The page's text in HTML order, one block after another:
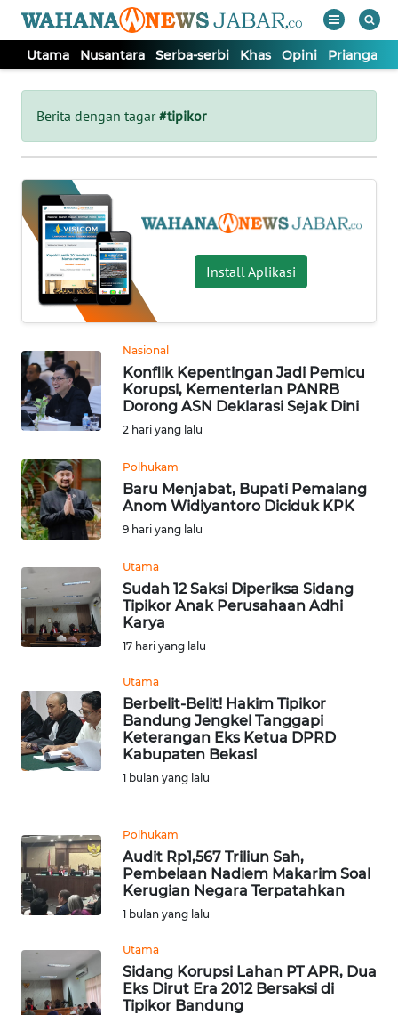
Utama Nusantara Serba-serbi Khas Opini Priangan
Berita dengan tagar#tipikor
Install Aplikasi
Nasional
Konflik Kepentingan Jadi Pemicu
Korupsi, Kementerian PANRB
Dorong ASN Deklarasi Sejak Dini
2 hari yang lalu
Polhukam
Baru Menjabat, Bupati Pemalang
Anom Widiyantoro Diciduk KPK
9 hari yang lalu
Utama
Sudah 12 Saksi Diperiksa Sidang
Tipikor Anak Perusahaan Adhi
Karya
17 hari yang lalu
Utama
Berbelit-Belit! Hakim Tipikor
Bandung Jengkel Tanggapi
Keterangan Eks Ketua DPRD
Kabupaten Bekasi
1 bulan yang lalu
Polhukam
Audit Rp1,567 Triliun Sah,
Pembelaan Nadiem Makarim Soal
Kerugian Negara Terpatahkan
1 bulan yang lalu
Utama
Sidang Korupsi Lahan PT APR, Dua
Eks Dirut Era 2012 Bersaksi di
Tipikor Bandung
Tutup
UTAMA
NUSANTARA
SERBA-
SERBI
KHAS
OPINI
PRIANGAN
SUKABUMI
Informasi
INDEKS
BERITA
KONTAK
KAMI
INFO
TENTANG
KAMI
PEDOMAN
MEDIA
REDAKSI